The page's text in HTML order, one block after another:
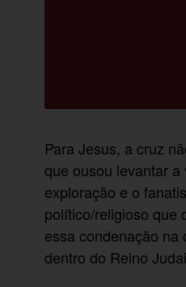
Para Jesus, a cruz
que ousou levantar
exploração e o
político/religioso que
essa condenação na
dentro do Reino